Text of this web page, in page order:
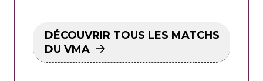
DÉCOUVRIR TOUS LES MATCHS
DU VMA